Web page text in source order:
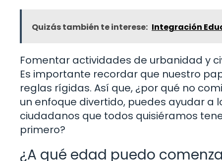
Quizás también te interese: Integración
Fomentar actividades de urbanidad y
Es importante recordar que nuestro
reglas rígidas. Así que, ¿por qué no
un enfoque divertido, puedes ayudar a
ciudadanos que todos quisiéramos
primero?
¿A qué edad puedo